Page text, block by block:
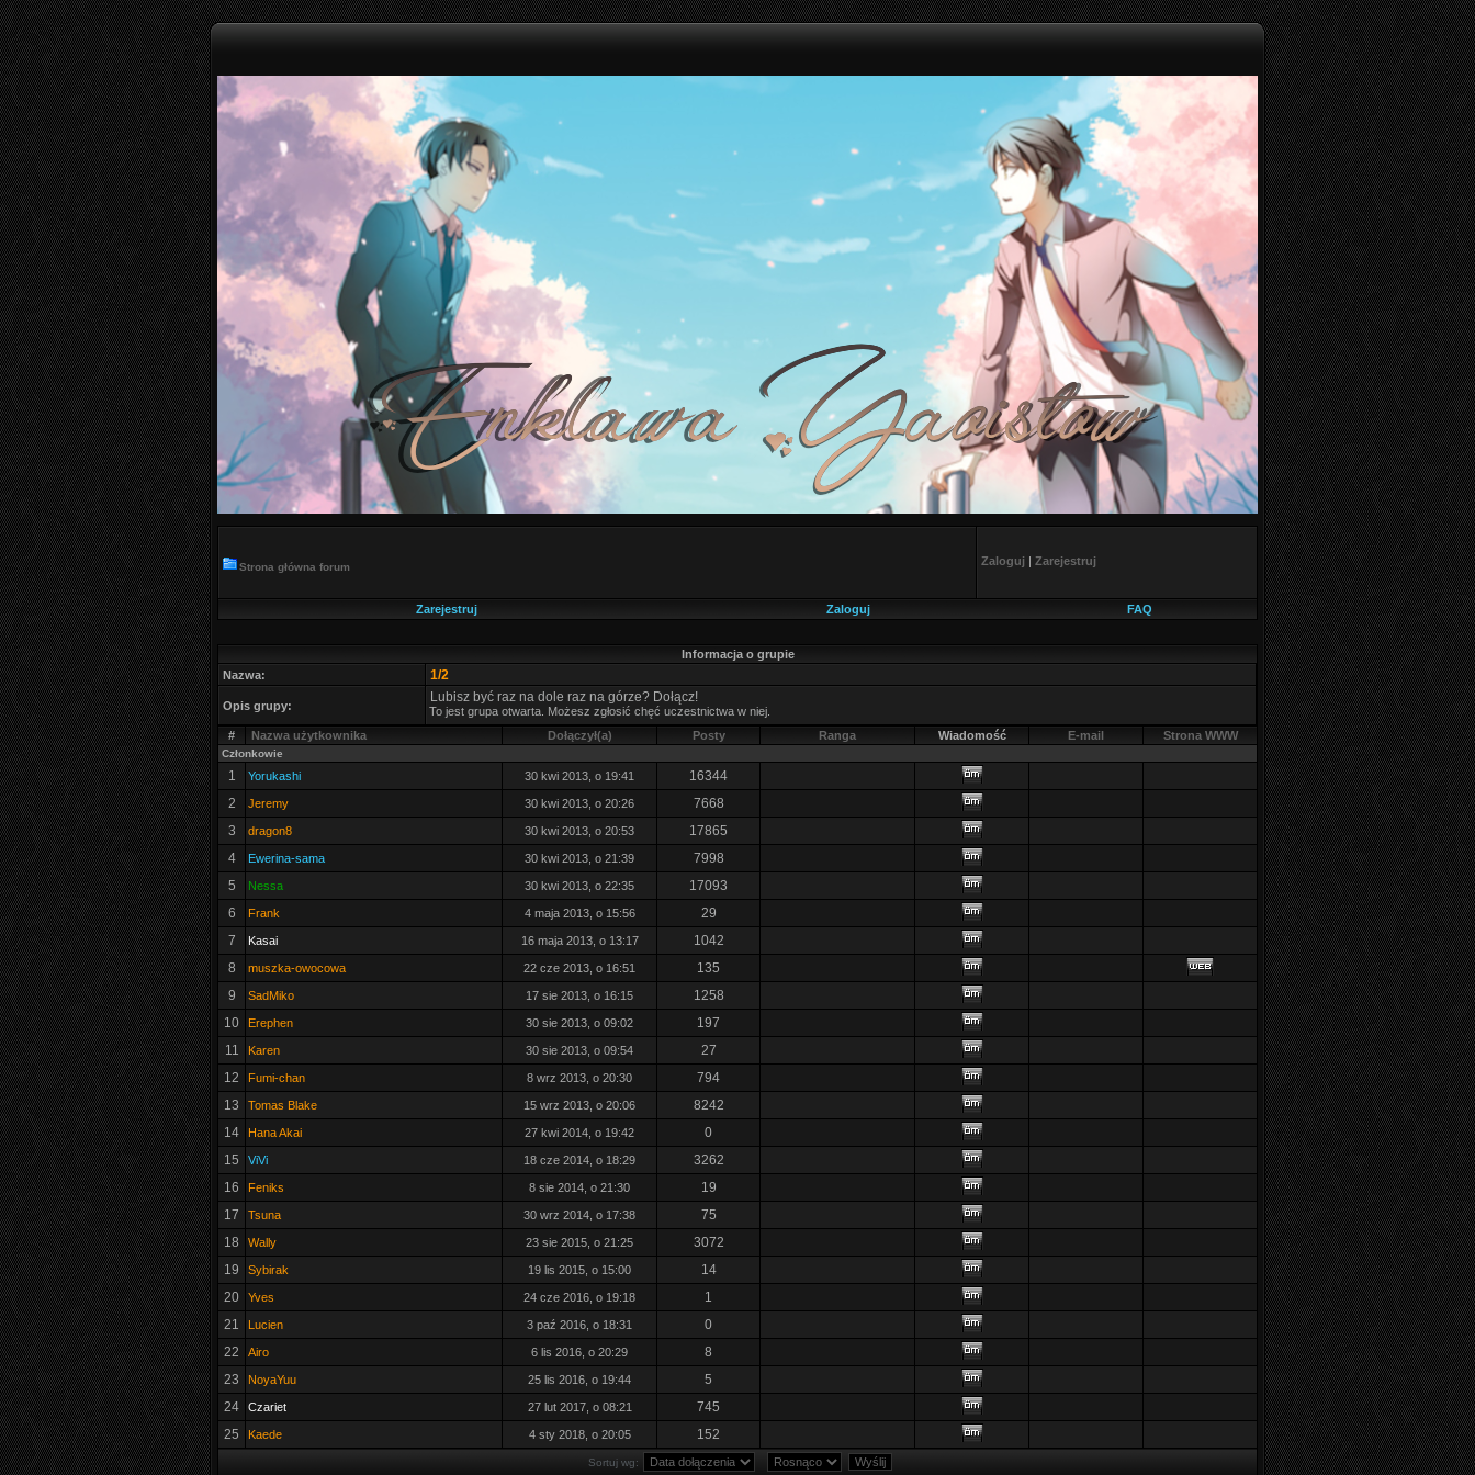
Strona główna forum Zaloguj | Zarejestruj
Zarejestruj Zaloguj FAQ
Informacja o grupie
Nazwa:
1/2
Opis grupy:
Lubisz być raz na dole raz na górze? Dołącz!
To jest grupa otwarta. Możesz zgłosić chęć uczestnictwa w niej.
#
Nazwa użytkownika Dołączył(a) Posty Ranga Wiadomość E-mail Strona WWW
Członkowie
1 Yorukashi 30 kwi 2013, o 19:41
16344
2
Jeremy 30 kwi 2013, o 20:26
7668
3
dragon8 30 kwi 2013, o 20:53
17865
4
Ewerina-sama 30 kwi 2013, o 21:39
7998
5
Nessa 30 kwi 2013, o 22:35
17093
6
Frank 4 maja 2013, o 15:56
29
7
Kasai 16 maja 2013, o 13:17
1042
8
muszka-owocowa 22 cze 2013, o 16:51
135
9
SadMiko 17 sie 2013, o 16:15
1258
10
Erephen 30 sie 2013, o 09:02
197
11
Karen 30 sie 2013, o 09:54
27
12
Fumi-chan 8 wrz 2013, o 20:30
794
13
Tomas Blake 15 wrz 2013, o 20:06
8242
14
Hana Akai 27 kwi 2014, o 19:42
0
15
ViVi 18 cze 2014, o 18:29
3262
16
Feniks 8 sie 2014, o 21:30
19
17
Tsuna 30 wrz 2014, o 17:38
75
18
Wally 23 sie 2015, o 21:25
3072
19
Sybirak 19 lis 2015, o 15:00
14
20
Yves 24 cze 2016, o 19:18
1
21
Lucien 3 paź 2016, o 18:31
0
22
Airo 6 lis 2016, o 20:29
8
23
NoyaYuu 25 lis 2016, o 19:44
5
24
Czariet 27 lut 2017, o 08:21
745
25
Kaede 4 sty 2018, o 20:05 152
Sortuj wg: